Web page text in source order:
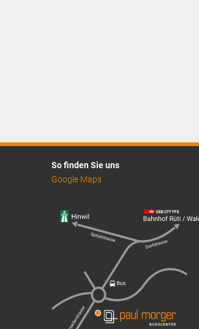
So finden Sie uns
Google Maps